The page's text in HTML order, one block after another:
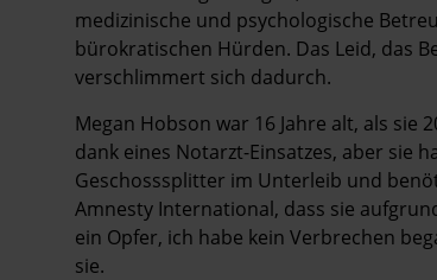
medizinische und psychologische
bürokratischen Hürden. Das Leid, das
verschlimmert sich dadurch.
Megan Hobson war 16 Jahre alt, als sie
dank eines Notarzt-Einsatzes, aber sie
Geschosssplitter im Unterleib und
Amnesty International, dass sie
ein Opfer, ich habe kein Verbrechen
sie.